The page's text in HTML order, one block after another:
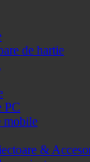
de hartie
PC
mobile
&